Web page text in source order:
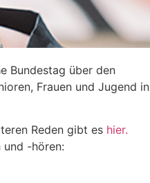
Bundestag über den
Frauen und Jugend in
Reden gibt es hier.
und -hören: